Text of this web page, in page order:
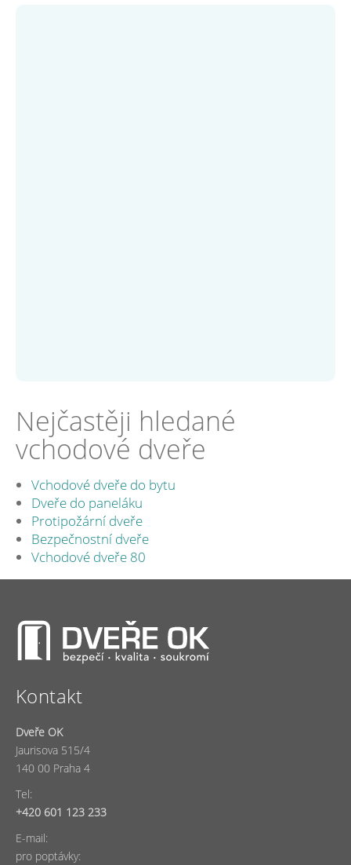
Nejčastěji hledané
vchodové dveře
Vchodové dveře do bytu
Dveře do paneláku
Protipožární dveře
Bezpečnostní dveře
Vchodové dveře 80
Kontakt
Dveře OK
Jaurisova 515/4
140 00 Praha 4
Tel:
+420 601 123 233
E-mail:
pro poptávky: